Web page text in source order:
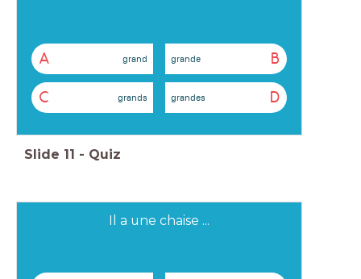
A grand B
grande
C grands D
grandes
Slide 11 - Quiz
Il a une chaise ...